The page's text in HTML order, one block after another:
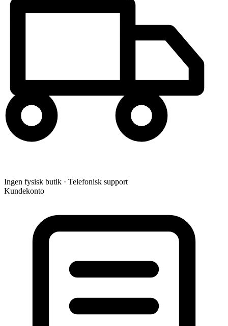
Ingen fysisk butik · Telefonisk support
Kundekonto